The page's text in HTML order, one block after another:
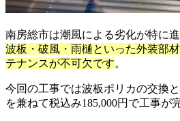
南房総市は潮風による劣化が特に
波板・破風・雨樋といった外装部
テナンスが不可欠です。
今回の工事では波板ポリカの交換
を兼ねて税込み185,000円で工事が